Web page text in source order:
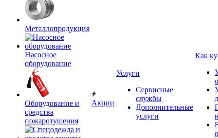
Металлопродукция
Насосное
оборудование
Оборудование и
средства
пожаротушения
Акции
Услуги
Сервисные
службы
Дополнительные
услуги
Как